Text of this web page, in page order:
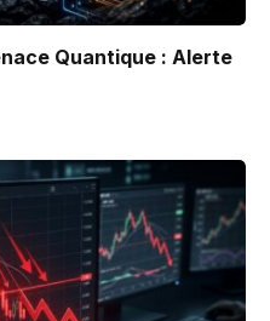
Quantique : Alerte